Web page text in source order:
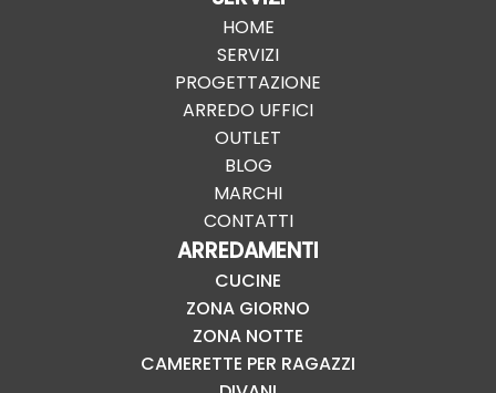
HOME
SERVIZI
PROGETTAZIONE
ARREDO UFFICI
OUTLET
BLOG
MARCHI
CONTATTI
ARREDAMENTI
CUCINE
ZONA GIORNO
ZONA NOTTE
CAMERETTE PER RAGAZZI